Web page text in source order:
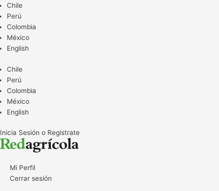
Ir
al
contenido
Chile
Perú
Colombia
México
English
Chile
Perú
Colombia
México
English
Inicia Sesión o Registrate
Mi Perfil
Cerrar sesión